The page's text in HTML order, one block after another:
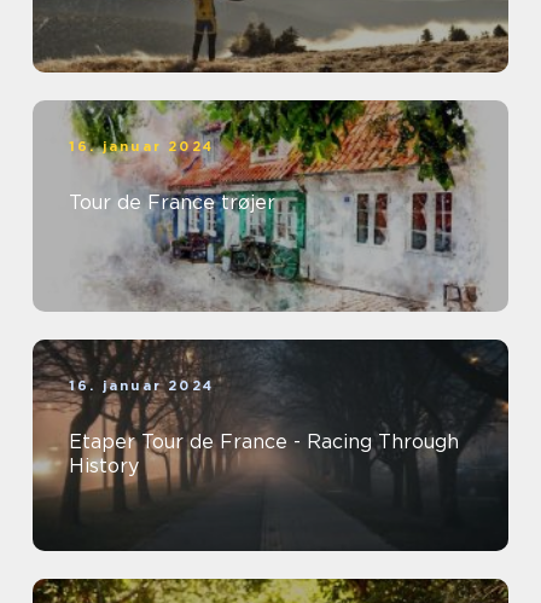
16. januar 2024
Tour de France trøjer
16. januar 2024
Etaper Tour de France - Racing Through
History